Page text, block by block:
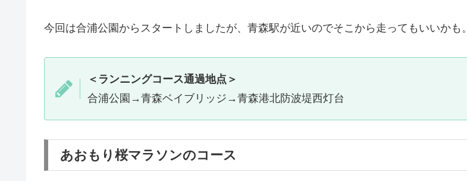
今回は合浦公園からスタートしましたが、青森駅が近いのでそこから走ってもいいかも。
＜ランニングコース通過地点＞
合浦公園→青森ベイブリッジ→青森港北防波堤西灯台
あおもり桜マラソンのコース